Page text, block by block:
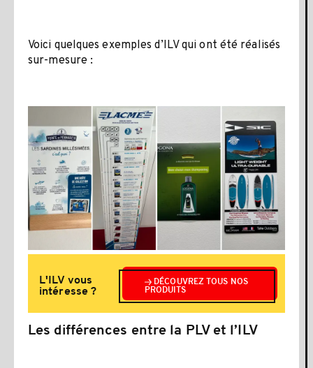
Voici quelques exemples d’ILV qui ont été réalisés
sur-mesure :
L'ILV vous
intéresse ?
DÉCOUVREZ TOUS NOS
PRODUITS
Les différences entre la PLV et l’ILV